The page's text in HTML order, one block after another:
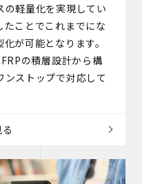
の軽量化を実現してい
たことでこれまでにな
が可能となります。
の積層設計から構
ストップで対応して